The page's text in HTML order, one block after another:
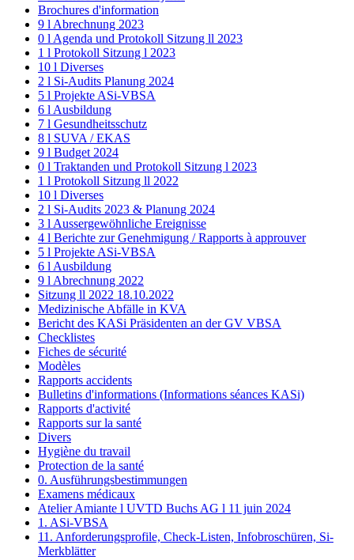
Brochures d'information
9 l Abrechnung 2023
0 l Agenda und Protokoll Sitzung ll 2023
1 l Protokoll Sitzung l 2023
10 l Diverses
2 l Si-Audits Planung 2024
5 l Projekte ASi-VBSA
6 l Ausbildung
7 l Gesundheitsschutz
8 l SUVA / EKAS
9 l Budget 2024
0 l Traktanden und Protokoll Sitzung l 2023
1 l Protokoll Sitzung ll 2022
10 l Diverses
2 l Si-Audits 2023 & Planung 2024
3 l Aussergewöhnliche Ereignisse
4 l Berichte zur Genehmigung / Rapports à approuver
5 l Projekte ASi-VBSA
6 l Ausbildung
9 l Abrechnung 2022
Sitzung ll 2022 18.10.2022
Medizinische Abfälle in KVA
Bericht des KASi Präsidenten an der GV VBSA
Checklistes
Fiches de sécurité
Modèles
Rapports accidents
Bulletins d'informations (Informations séances KASi)
Rapports d'activité
Rapports sur la santé
Divers
Hygiène du travail
Protection de la santé
0. Ausführungsbestimmungen
Examens médicaux
Atelier Amiante l UVTD Buchs AG l 11 juin 2024
1. ASi-VBSA
11. Anforderungsprofile, Check-Listen, Infobroschüren, Si-
Merkblätter